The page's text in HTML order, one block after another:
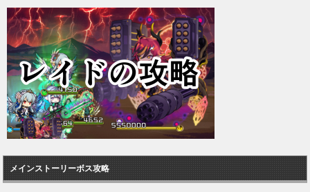
メインストーリーボス攻略